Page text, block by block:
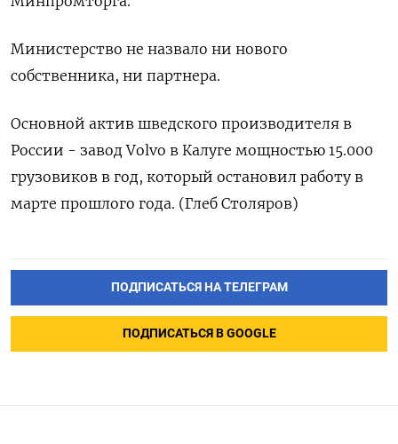
Министерство не назвало ни нового
собственника, ни партнера.
Основной актив шведского производителя в
России - завод Volvo в Калуге мощностью 15.000
грузовиков в год, который остановил работу в
марте прошлого года. (Глеб Столяров)
ПОДПИСАТЬСЯ НА ТЕЛЕГРАМ
ПОДПИСАТЬСЯ В GOOGLE